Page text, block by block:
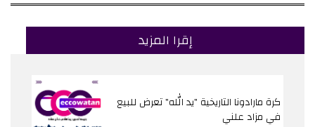
إقرا المزيد
كرة مارادونا التاريخية "يد الله" تعرض للبيع
في مزاد علني